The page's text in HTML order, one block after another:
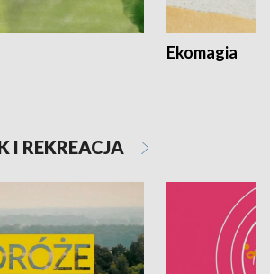
Ekomagia
I REKREACJA